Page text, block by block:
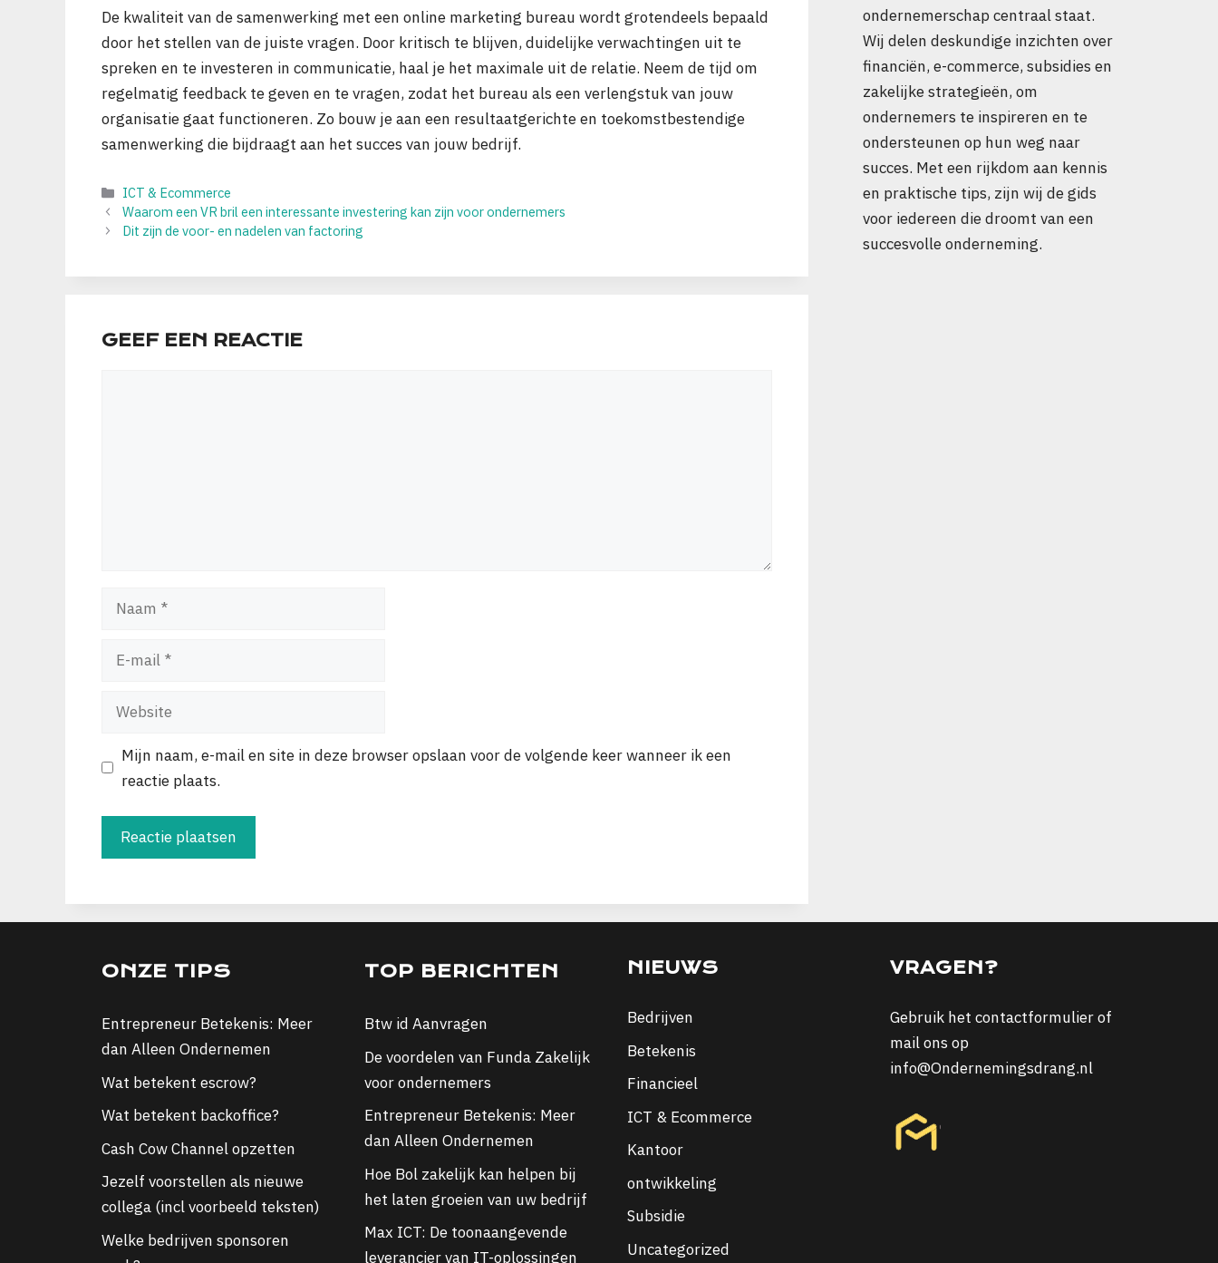
De kwaliteit van de samenwerking met een online marketing bureau wordt grotendeels bepaald
door het stellen van de juiste vragen. Door kritisch te blijven, duidelijke verwachtingen uit te
spreken en te investeren in communicatie, haal je het maximale uit de relatie. Neem de tijd om
regelmatig feedback te geven en te vragen, zodat het bureau als een verlengstuk van jouw
organisatie gaat functioneren. Zo bouw je aan een resultaatgerichte en toekomstbestendige
samenwerking die bijdraagt aan het succes van jouw bedrijf.
Categorieën
ICT & Ecommerce
Waarom een VR bril een interessante investering kan zijn voor ondernemers
Dit zijn de voor- en nadelen van factoring
GEEF EEN REACTIE
Naam
Website
Mijn naam, e-mail en site in deze browser opslaan voor de volgende keer wanneer ik een
reactie plaats.
ondernemerschap centraal staat.
Wij delen deskundige inzichten over
financiën, e-commerce, subsidies en
zakelijke strategieën, om
ondernemers te inspireren en te
ondersteunen op hun weg naar
succes. Met een rijkdom aan kennis
en praktische tips, zijn wij de gids
voor iedereen die droomt van een
succesvolle onderneming.
ONZE TIPS
Entrepreneur Betekenis: Meer
dan Alleen Ondernemen
Wat betekent escrow?
Wat betekent backoffice?
Cash Cow Channel opzetten
Jezelf voorstellen als nieuwe
collega (incl voorbeeld teksten)
Welke bedrijven sponsoren
TOP BERICHTEN
Btw id Aanvragen
De voordelen van Funda Zakelijk
voor ondernemers
Entrepreneur Betekenis: Meer
dan Alleen Ondernemen
Hoe Bol zakelijk kan helpen bij
het laten groeien van uw bedrijf
Max ICT: De toonaangevende
leverancier van IT-oplossingen
NIEUWS
Bedrijven
Betekenis
Financieel
ICT & Ecommerce
Kantoor
ontwikkeling
Subsidie
Uncategorized
VRAGEN?
Gebruik het contactformulierof
mail ons op
info@Ondernemingsdrang.nl